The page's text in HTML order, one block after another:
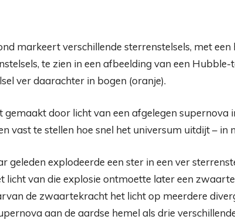
te zien in een afbeelding van een
ver daarachter in bogen (oranje).
gemaakt door licht van een afgelegen supernova
vast te stellen hoe snel het universum uitdijt – in
geleden explodeerde een ster in een ver
licht van die explosie ontmoette later een
de zwaartekracht het licht op meerdere
aan de aardse hemel als drie